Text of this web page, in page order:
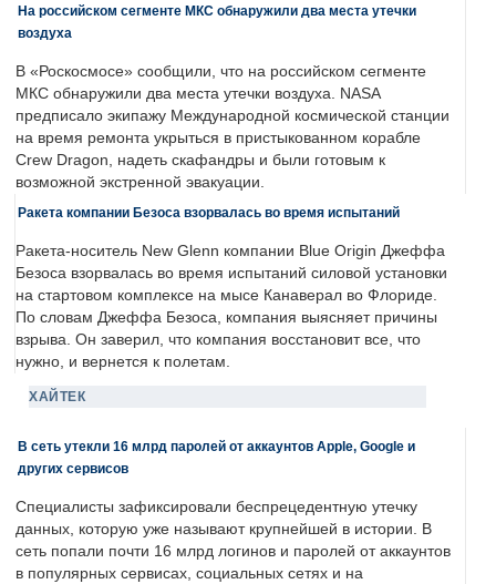
На российском сегменте МКС обнаружили два места утечки
воздуха
В «Роскосмосе» сообщили, что на российском сегменте
МКС обнаружили два места утечки воздуха. NASA
предписало экипажу Международной космической станции
на время ремонта укрыться в пристыкованном корабле
Crew Dragon, надеть скафандры и были готовым к
возможной экстренной эвакуации.
Ракета компании Безоса взорвалась во время испытаний
Ракета-носитель New Glenn компании Blue Origin Джеффа
Безоса взорвалась во время испытаний силовой установки
на стартовом комплексе на мысе Канаверал во Флориде.
По словам Джеффа Безоса, компания выясняет причины
взрыва. Он заверил, что компания восстановит все, что
нужно, и вернется к полетам.
ХАЙТЕК
В сеть утекли 16 млрд паролей от аккаунтов Apple, Google и
других сервисов
Специалисты зафиксировали беспрецедентную утечку
данных, которую уже называют крупнейшей в истории. В
сеть попали почти 16 млрд логинов и паролей от аккаунтов
в популярных сервисах, социальных сетях и на